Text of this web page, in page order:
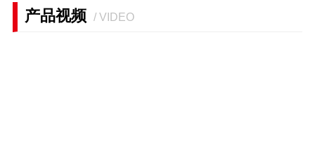
产品视频 / VIDEO